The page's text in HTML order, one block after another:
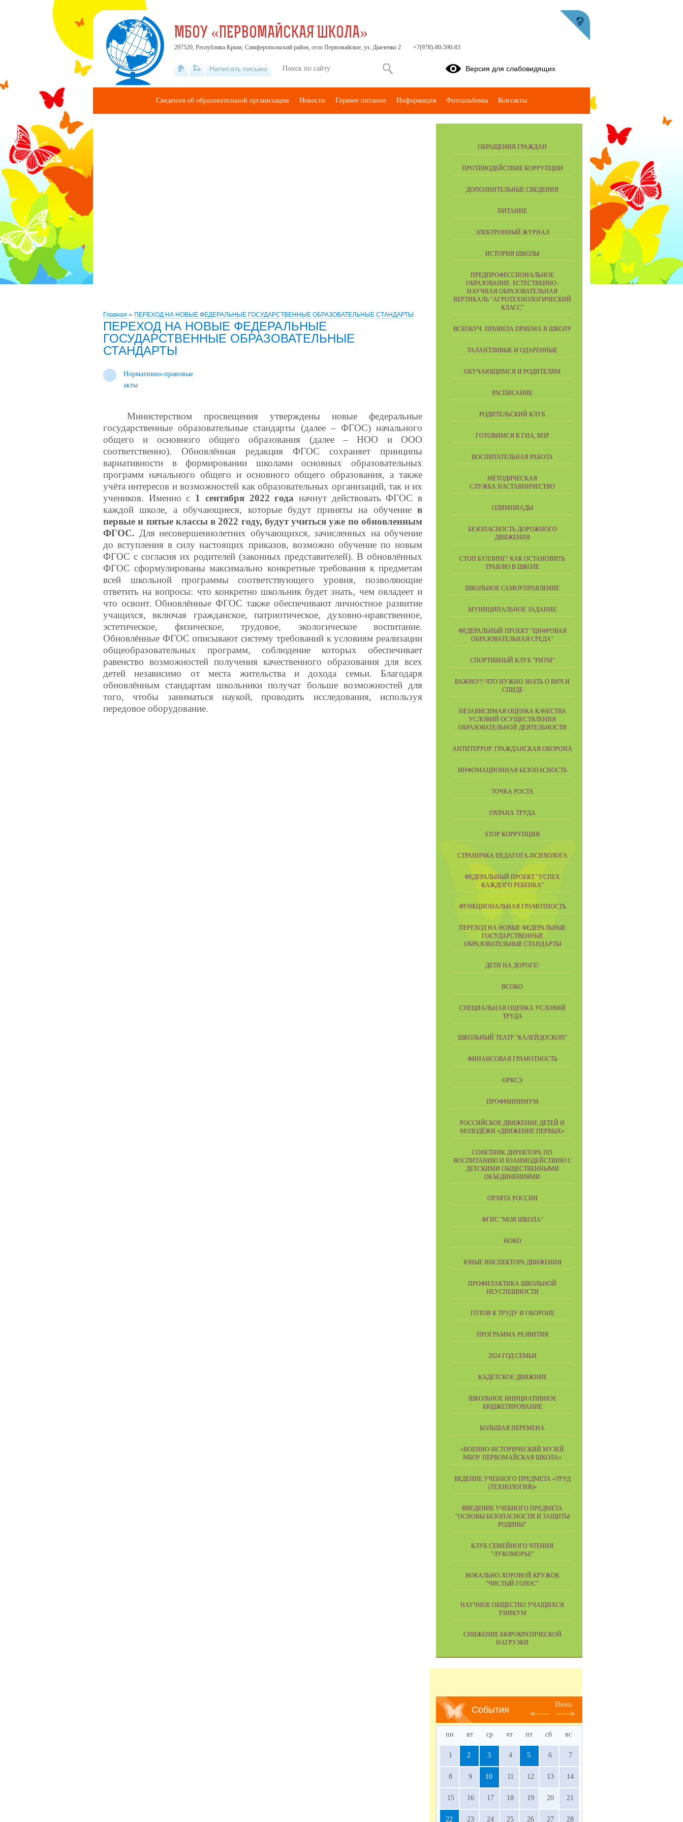
Главная » ПЕРЕХОД НА НОВЫЕ ФЕДЕРАЛЬНЫЕ ГОСУДАРСТВЕННЫЕ ОБРАЗОВАТЕЛЬНЫЕ СТАНДАРТЫ
ПЕРЕХОД НА НОВЫЕ ФЕДЕРАЛЬНЫЕ
ГОСУДАРСТВЕННЫЕ ОБРАЗОВАТЕЛЬНЫЕ
СТАНДАРТЫ
Нормативно-правовые
акты
Министерством просвещения утверждены новые федеральные
государственные образовательные стандарты (далее – ФГОС) начального
общего и основного общего образования (далее – НОО и ООО
соответственно). Обновлённая редакция ФГОС сохраняет принципы
вариативности в формировании школами основных образовательных
программ начального общего и основного общего образования, а также
учёта интересов и возможностей как образовательных организаций, так и их
учеников. Именно с 1 сентября 2022 года начнут действовать ФГОС в
каждой школе, а обучающиеся, которые будут приняты на обучение в
первые и пятые классы в 2022 году, будут учиться уже по обновленным
ФГОС. Для несовершеннолетних обучающихся, зачисленных на обучение
до вступления в силу настоящих приказов, возможно обучение по новым
ФГОС с согласия их родителей (законных представителей). В обновлённых
ФГОС сформулированы максимально конкретные требования к предметам
всей школьной программы соответствующего уровня, позволяющие
ответить на вопросы: что конкретно школьник будет знать, чем овладеет и
что освоит. Обновлённые ФГОС также обеспечивают личностное развитие
учащихся, включая гражданское, патриотическое, духовно-нравственное,
эстетическое, физическое, трудовое, экологическое воспитание.
Обновлённые ФГОС описывают систему требований к условиям реализации
общеобразовательных программ, соблюдение которых обеспечивает
равенство возможностей получения качественного образования для всех
детей независимо от места жительства и дохода семьи. Благодаря
обновлённым стандартам школьники получат больше возможностей для
того, чтобы заниматься наукой, проводить исследования, используя
передовое оборудование.
ОБРАЩЕНИЯ ГРАЖДАН
ПРОТИВОДЕЙСТВИЕ КОРРУПЦИИ
ДОПОЛНИТЕЛЬНЫЕ СВЕДЕНИЯ
ПИТАНИЕ
ЭЛЕКТРОННЫЙ ЖУРНАЛ
ИСТОРИЯ ШКОЛЫ
ПРЕДПРОФЕССИОНАЛЬНОЕ
ОБРАЗОВАНИЕ. ЕСТЕСТВЕННО-
НАУЧНАЯ ОБРАЗОВАТЕЛЬНАЯ
ВЕРТИКАЛЬ "АГРОТЕХНОЛОГИЧЕСКИЙ
КЛАСС"
ВСЕОБУЧ. ПРАВИЛА ПРИЕМА В ШКОЛУ
ТАЛАНТЛИВЫЕ И ОДАРЕННЫЕ
ОБУЧАЮЩИМСЯ И РОДИТЕЛЯМ
РАСПИСАНИЕ
РОДИТЕЛЬСКИЙ КЛУБ
ГОТОВИМСЯ К ГИА, ВПР
ВОСПИТАТЕЛЬНАЯ РАБОТА
МЕТОДИЧЕСКАЯ
СЛУЖБА.НАСТАВНИЧЕСТВО
ОЛИМПИАДЫ
БЕЗОПАСНОСТЬ ДОРОЖНОГО
ДВИЖЕНИЯ
СТОП БУЛЛИНГ! КАК ОСТАНОВИТЬ
ТРАВЛЮ В ШКОЛЕ
ШКОЛЬНОЕ САМОУПРАВЛЕНИЕ
МУНИЦИПАЛЬНОЕ ЗАДАНИЕ
ФЕДЕРАЛЬНЫЙ ПРОЕКТ "ЦИФРОВАЯ
ОБРАЗОВАТЕЛЬНАЯ СРЕДА"
СПОРТИВНЫЙ КЛУБ "РИТМ"
ВАЖНО!!! ЧТО НУЖНО ЗНАТЬ О ВИЧ И
СПИДЕ
НЕЗАВИСИМАЯ ОЦЕНКА КАЧЕСТВА
УСЛОВИЙ ОСУЩЕСТВЛЕНИЯ
ОБРАЗОВАТЕЛЬНОЙ ДЕЯТЕЛЬНОСТИ
АНТИТЕРРОР. ГРАЖДАНСКАЯ ОБОРОНА
ИНФОМАЦИОННАЯ БЕЗОПАСНОСТЬ
ТОЧКА РОСТА
ОХРАНА ТРУДА
STOP КОРРУПЦИЯ
СТРАНИЧКА ПЕДАГОГА-ПСИХОЛОГА
ФЕДЕРАЛЬНЫЙ ПРОЕКТ "УСПЕХ
КАЖДОГО РЕБЕНКА"
ФУНКЦИОНАЛЬНАЯ ГРАМОТНОСТЬ
ПЕРЕХОД НА НОВЫЕ ФЕДЕРАЛЬНЫЕ
ГОСУДАРСТВЕННЫЕ
ОБРАЗОВАТЕЛЬНЫЕ СТАНДАРТЫ
ДЕТИ НА ДОРОГЕ!
ВСОКО
СПЕЦИАЛЬНАЯ ОЦЕНКА УСЛОВИЙ
ТРУДА
ШКОЛЬНЫЙ ТЕАТР "КАЛЕЙДОСКОП"
ФИНАНСОВАЯ ГРАМОТНОСТЬ
ОРКСЭ
ПРОФМИНИМУМ
РОССИЙСКОЕ ДВИЖЕНИЕ ДЕТЕЙ И
МОЛОДЁЖИ «ДВИЖЕНИЕ ПЕРВЫХ»
СОВЕТНИК ДИРЕКТОРА ПО
ВОСПИТАНИЮ И ВЗАИМОДЕЙСТВИЮ С
ДЕТСКИМИ ОБЩЕСТВЕННЫМИ
ОБЪЕДИНЕНИЯМИ
ОРЛЯТА РОССИИ
ФГИС "МОЯ ШКОЛА"
НОКО
ЮНЫЕ ИНСПЕКТОРА ДВИЖЕНИЯ
ПРОФИЛАКТИКА ШКОЛЬНОЙ
НЕУСПЕШНОСТИ
ГОТОВ К ТРУДУ И ОБОРОНЕ
ПРОГРАММА РАЗВИТИЯ
2024 ГОД СЕМЬИ
КАДЕТСКОЕ ДВИЖНИЕ
ШКОЛЬНОЕ ИНИЦИАТИВНОЕ
БЮДЖЕТИРОВАНИЕ
БОЛЬШАЯ ПЕРЕМЕНА
«ВОЕННО-ИСТОРИЧЕСКИЙ МУЗЕЙ
МБОУ ПЕРВОМАЙСКАЯ ШКОЛА»
ВЕДЕНИЕ УЧЕБНОГО ПРЕДМЕТА «ТРУД
(ТЕХНОЛОГИЯ)»
ВВЕДЕНИЕ УЧЕБНОГО ПРЕДМЕТА
"ОСНОВЫ БЕЗОПАСНОСТИ И ЗАЩИТЫ
РОДИНЫ"
КЛУБ СЕМЕЙНОГО ЧТЕНИЯ
"ЛУКОМОРЬЕ"
ВОКАЛЬНО-ХОРОВОЙ КРУЖОК
"ЧИСТЫЙ ГОЛОС"
НАУЧНОЕ ОБЩЕСТВО УЧАЩИХСЯ
УНИКУМ
СНИЖЕНИЕ БЮРОКРАТИЧЕСКОЙ
НАГРУЗКИ
События
Июнь
пн вт ср чт пт сб вс
1 2 3 4 5 6 7
8 9 10 11 12 13 14
15 16 17 18 19 20 21
22 23 24 25 26 27 28
МБОУ «ПЕРВОМАЙСКАЯ ШКОЛА»
297520, Республика Крым, Симферопольский район, село Первомайское, ул. Дьяченко 2 +7(978)-80-590-83
Написать письмо Версия для слабовидящих
Сведения об образовательной организации Новости Горячее питание Информация Фотоальбомы Контакты